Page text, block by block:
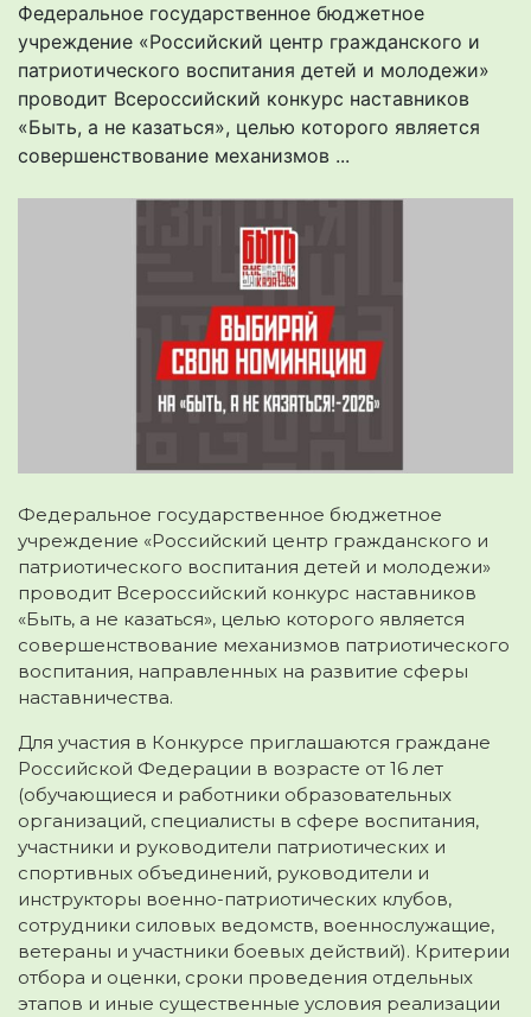
Федеральное государственное бюджетное
учреждение «Российский центр гражданского и
патриотического воспитания детей и молодежи»
проводит Всероссийский конкурс наставников
«Быть, а не казаться», целью которого является
совершенствование механизмов ...
Федеральное государственное бюджетное
учреждение «Российский центр гражданского и
патриотического воспитания детей и молодежи»
проводит Всероссийский конкурс наставников
«Быть, а не казаться», целью которого является
совершенствование механизмов патриотического
воспитания, направленных на развитие сферы
наставничества.
Для участия в Конкурсе приглашаются граждане
Российской Федерации в возрасте от 16 лет
(обучающиеся и работники образовательных
организаций, специалисты в сфере воспитания,
участники и руководители патриотических и
спортивных объединений, руководители и
инструкторы военно-патриотических клубов,
сотрудники силовых ведомств, военнослужащие,
ветераны и участники боевых действий). Критерии
отбора и оценки, сроки проведения отдельных
этапов и иные существенные условия реализации